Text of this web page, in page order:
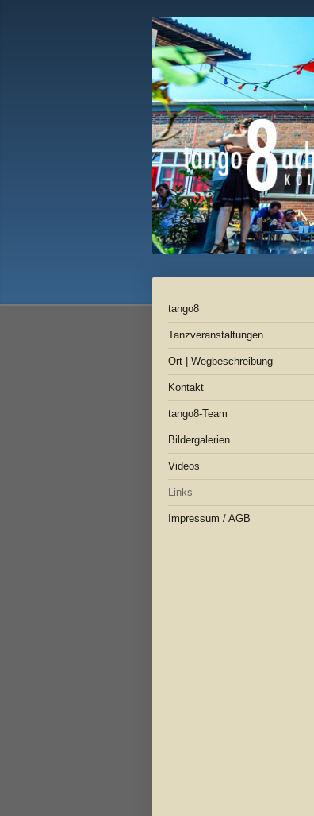
tango8
Tanzveranstaltungen
Ort | Wegbeschreibung
Kontakt
tango8-Team
Bildergalerien
Videos
Links
Impressum / AGB